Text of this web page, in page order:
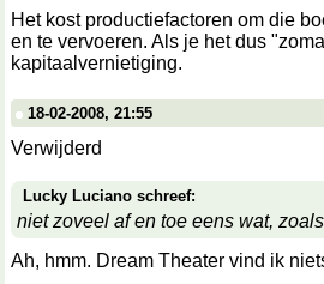
Het kost productiefactoren om die
en te vervoeren. Als je het dus
kapitaalvernietiging.
18-02-2008, 21:55
Verwijderd
Lucky Luciano schreef:
niet zoveel af en toe eens wat,
Ah, hmm. Dream Theater vind ik